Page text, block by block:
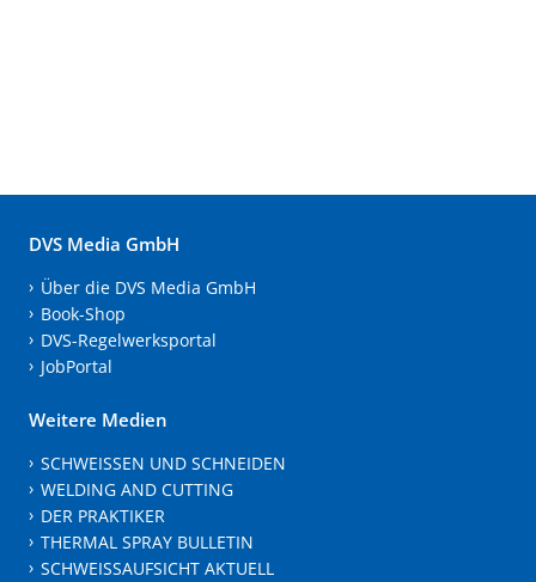
DVS Media GmbH
Über die DVS Media GmbH
Book-Shop
DVS-Regelwerksportal
JobPortal
Weitere Medien
SCHWEISSEN UND SCHNEIDEN
WELDING AND CUTTING
DER PRAKTIKER
THERMAL SPRAY BULLETIN
SCHWEISSAUFSICHT AKTUELL